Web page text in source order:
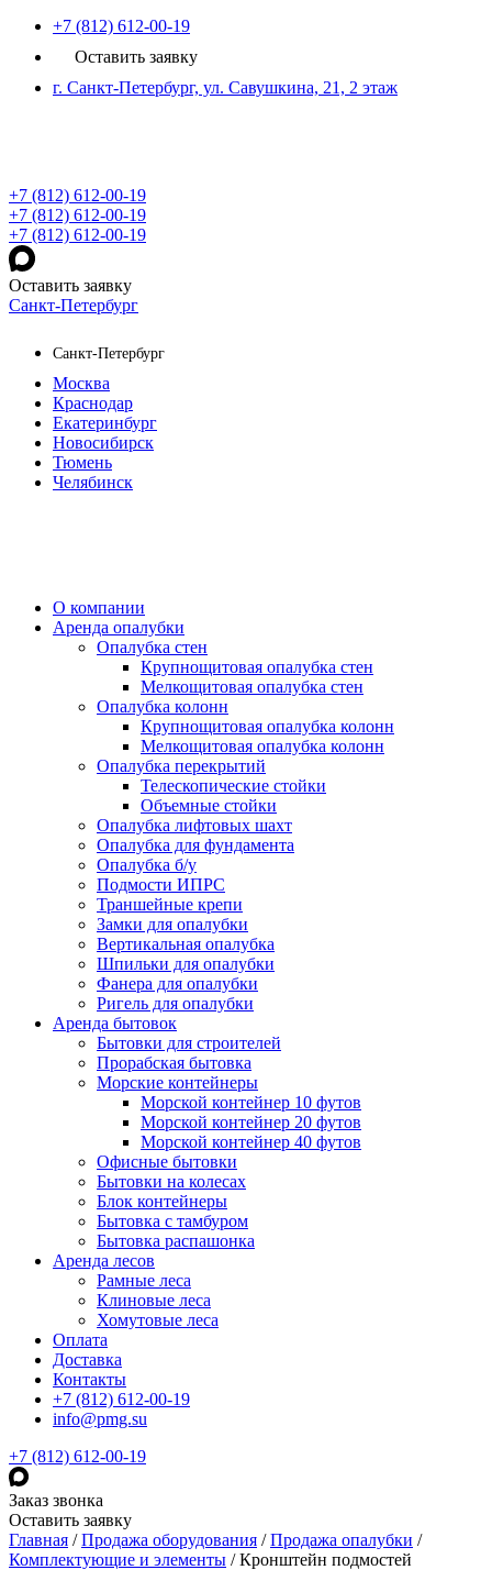
+7 (812) 612-00-19
Оставить заявку
г. Санкт-Петербург, ул. Савушкина, 21, 2 этаж
+7 (812) 612-00-19
+7 (812) 612-00-19
+7 (812) 612-00-19
Оставить заявку
Санкт-Петербург
Санкт-Петербург
Москва
Краснодар
Екатеринбург
Новосибирск
Тюмень
Челябинск
О компании
Аренда опалубки
Опалубка стен
Крупнощитовая опалубка стен
Мелкощитовая опалубка стен
Опалубка колонн
Крупнощитовая опалубка колонн
Мелкощитовая опалубка колонн
Опалубка перекрытий
Телескопические стойки
Объемные стойки
Опалубка лифтовых шахт
Опалубка для фундамента
Опалубка б/у
Подмости ИПРС
Траншейные крепи
Замки для опалубки
Вертикальная опалубка
Шпильки для опалубки
Фанера для опалубки
Ригель для опалубки
Аренда бытовок
Бытовки для строителей
Прорабская бытовка
Морские контейнеры
Морской контейнер 10 футов
Морской контейнер 20 футов
Морской контейнер 40 футов
Офисные бытовки
Бытовки на колесах
Блок контейнеры
Бытовка с тамбуром
Бытовка распашонка
Аренда лесов
Рамные леса
Клиновые леса
Хомутовые леса
Оплата
Доставка
Контакты
+7 (812) 612-00-19
info@pmg.su
+7 (812) 612-00-19
Заказ звонка
Оставить заявку
Главная /Продажа оборудования /Продажа опалубки /
Комплектующие и элементы /Кронштейн подмостей